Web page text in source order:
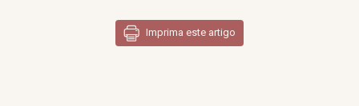
Imprima este artigo